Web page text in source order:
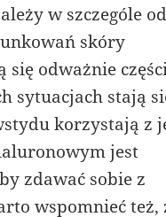
w szczególe od
skóry
się odważnie
sytuacjach stają
korzystają z
jest
zdawać sobie z
wspomnieć też,